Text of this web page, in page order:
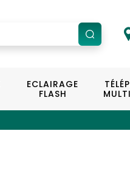
ECLAIRAGE
FLASH